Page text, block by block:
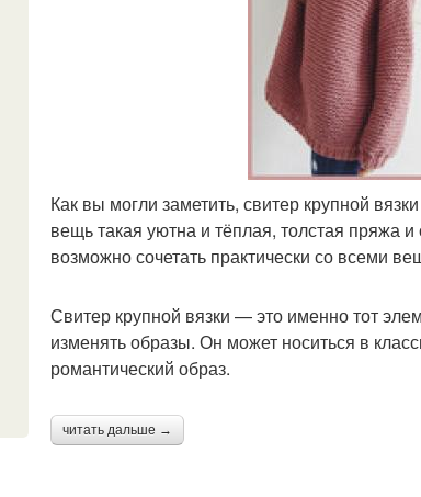
Как вы могли заметить, свитер крупной
вещь такая уютна и тёплая, толстая пряжа
возможно сочетать практически со всеми
Свитер крупной вязки — это именно тот
изменять образы. Он может носиться в
романтический образ.
читать дальше →